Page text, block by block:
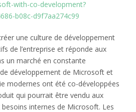
with-co-development?
b08c-d9f7aa274c99
une culture de développement
de l’entreprise et réponde aux
un marché en constante
développement de Microsoft et
modernes ont été co-développées
qui pourrait être vendu aux
internes de Microsoft. Les